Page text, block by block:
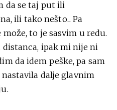
da se taj put ili
ili tako nešto... Pa
može, to je sasvim u redu.
ipak mi nije ni
da idem peške, pa sam
dalje glavnim